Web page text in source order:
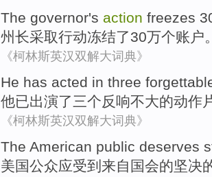
The governor's action freezes
州长采取行动冻结了30万个账户
《柯林斯英汉双解大词典》
He has acted in three
他已出演了三个反响不大的动作
《柯林斯英汉双解大词典》
The American public deserves
美国公众应受到 来自 国会的坚决